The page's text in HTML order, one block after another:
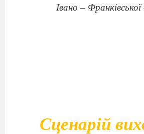
Івано –
Сценарій